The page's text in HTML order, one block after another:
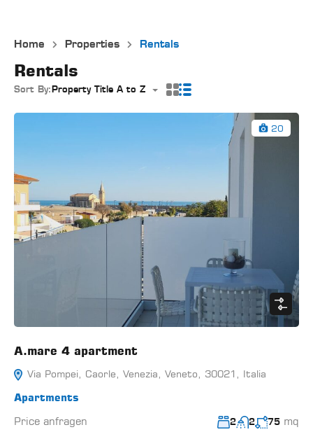
Home Properties Rentals
Rentals
Sort By: Property Title A to Z
20
A.mare 4 apartment
Via Pompei, Caorle, Venezia, Veneto, 30021, Italia
Apartments
Price anfragen
2 2 75 mq